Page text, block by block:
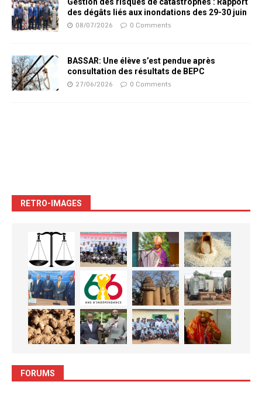
des dégâts liés aux inondations des 29-30 juin
08/07/2026 0 Comments
BASSAR: Une élève s’est pendue après
consultation des résultats de BEPC
27/06/2026 0 Comments
RETRO-IMAGES
FORUMS